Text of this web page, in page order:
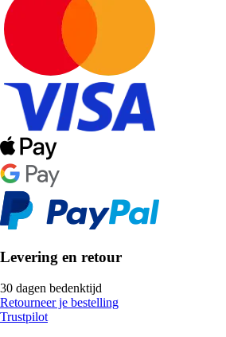
Levering en retour
30 dagen bedenktijd
Retourneer je bestelling
Trustpilot